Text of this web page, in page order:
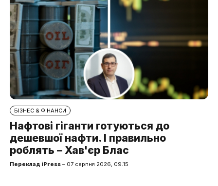
БІЗНЕС & ФІНАНСИ
Нафтові гіганти готуються до
дешевшої нафти. І правильно
роблять – Хав'єр Блас
Переклад iPress – 07 серпня 2026, 09:15